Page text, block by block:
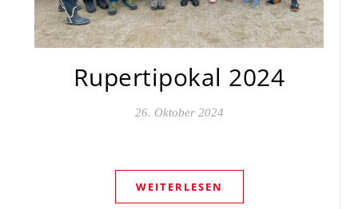
Rupertipokal 2024
26. Oktober 2024
WEITERLESEN